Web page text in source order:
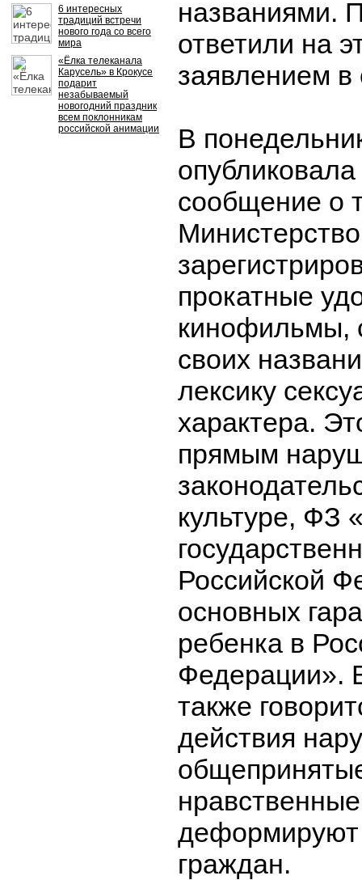
6 интересных
традиций встречи
нового года со всего
мира
«Ёлка телеканала
Карусель» в Крокусе
подарит
незабываемый
новогодний праздник
всем поклонникам
российской анимации
названиями.
ответили на
заявлением в
В
сообщение о
прокатные
кинофильмы,
своих
лексику
характера.
прямым
культуре, ФЗ
Российской
основных
ребенка в
Федерации».
также
действия
деформируют
граждан.